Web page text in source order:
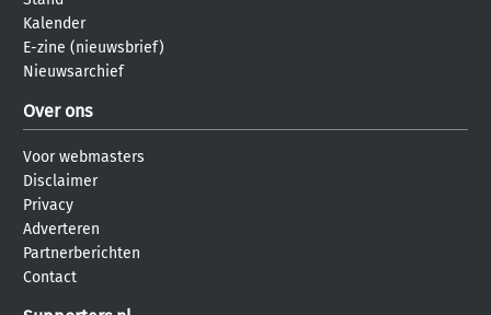
Kalender
E-zine (nieuwsbrief)
Nieuwsarchief
Over ons
Voor webmasters
Disclaimer
Privacy
Adverteren
Partnerberichten
Contact